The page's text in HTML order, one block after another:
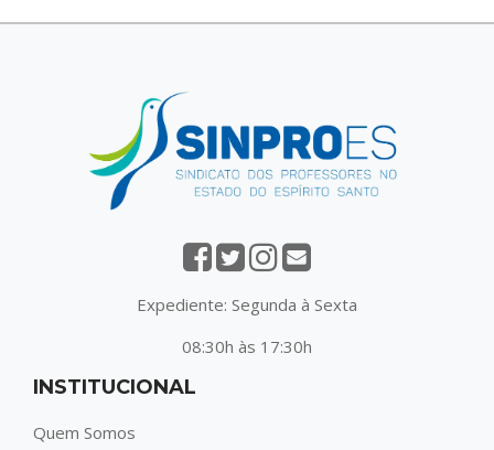
Expediente: Segunda à Sexta
08:30h às 17:30h
INSTITUCIONAL
Quem Somos